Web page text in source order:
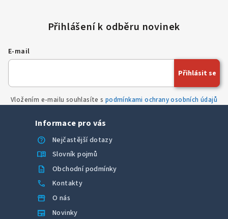
E-mail
Vložením e-mailu souhlasíte s podmínkami ochrany osobních údajů
Přihlásit se
Informace pro vás
help
Nejčastější dotazy
menu_book Slovník pojmů
description Obchodní podmínky
call Kontakty
storefront O nás
newspaper Novinky